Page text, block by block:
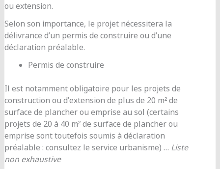
ou extension.
Selon son importance, le projet nécessitera la
délivrance d’un permis de construire ou d’une
déclaration préalable.
Permis de construire
Il est notamment obligatoire pour les projets de
construction ou d’extension de plus de 20 m² de
surface de plancher ou emprise au sol (certains
projets de 20 à 40 m² de surface de plancher ou
emprise sont toutefois soumis à déclaration
préalable : consultez le service urbanisme) … Liste
non exhaustive